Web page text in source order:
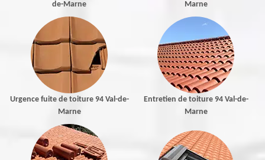
de-Marne
Marne
Urgence fuite de toiture 94 Val-de-
Marne
Entretien de toiture 94 Val-de-
Marne